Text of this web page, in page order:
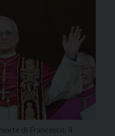
di Francesco, il